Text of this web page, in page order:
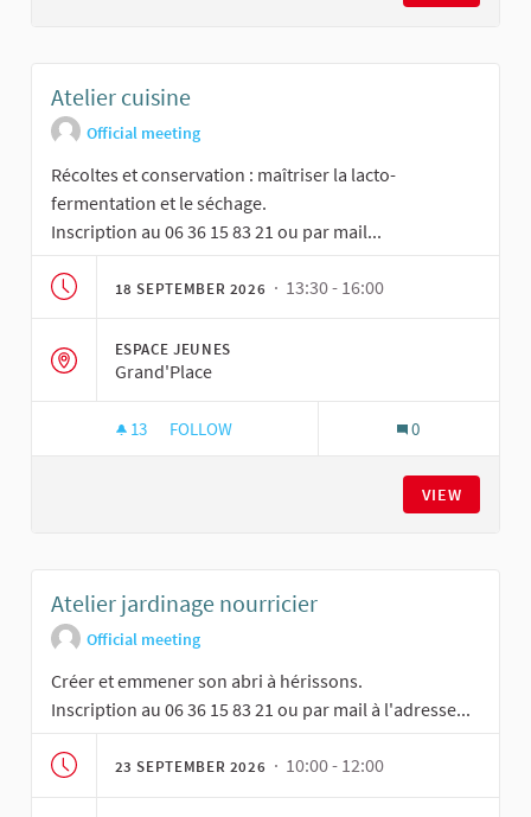
Atelier cuisine
Official meeting
Récoltes et conservation : maîtriser la lacto-
fermentation et le séchage.
Inscription au 06 36 15 83 21 ou par mail...
18 SEPTEMBER 2026 · 13:30 - 16:00
ESPACE JEUNES
Grand'Place
13 13 FOLLOWERS
FOLLOW 0
VIEW
Atelier jardinage nourricier
Official meeting
Créer et emmener son abri à hérissons.
Inscription au 06 36 15 83 21 ou par mail à l'adresse...
23 SEPTEMBER 2026 · 10:00 - 12:00